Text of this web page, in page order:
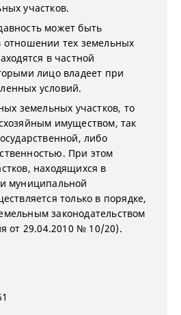
участков.
может быть
отношении тех земельных
в частной
лицо владеет при
условий.
земельных участков, то
имуществом, так
либо
При этом
находящихся в
муниципальной
только в порядке,
законодательством
от 29.04.2010 № 10/20).